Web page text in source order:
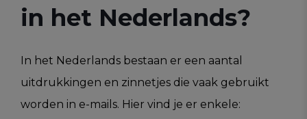
in het Nederlands?
In het Nederlands bestaan er een aantal
uitdrukkingen en zinnetjes die vaak gebruikt
worden in e-mails. Hier vind je er enkele: